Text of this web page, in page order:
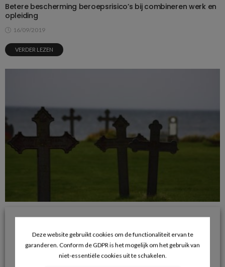
Betere bescherming beroepsrisico’s bij combineren werk en
opleiding
16/09/2019
VERDER LEZEN
29/10/2017Deze website gebruikt cookies om de functionaliteit ervan te
garanderen. Conform de GDPR is het mogelijk om het gebruik van
niet-essentiële cookies uit te schakelen.